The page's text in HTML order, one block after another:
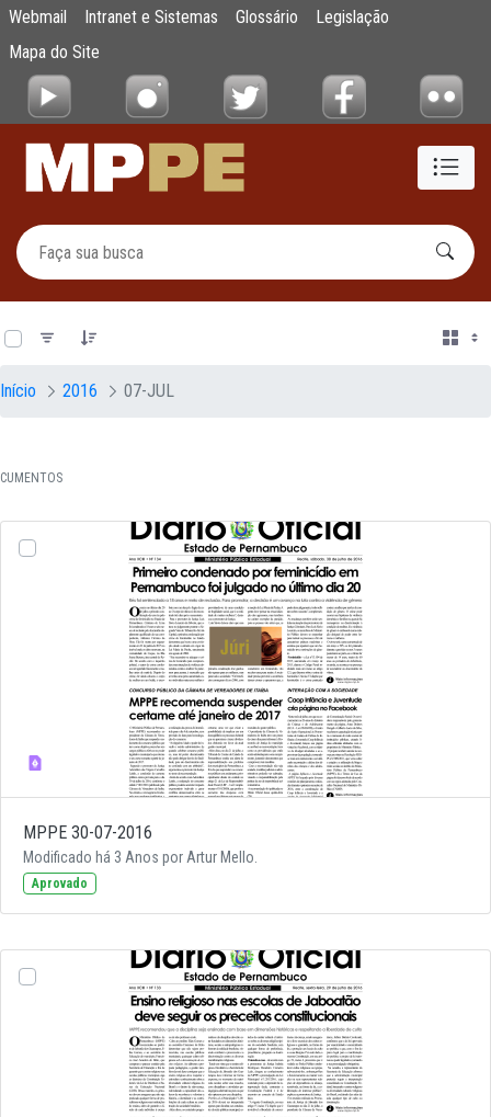
Pular para o Conteúdo principal
Documentos
Webmail Intranet e Sistemas Glossário
Legislação
Mapa do Site
Início 2016 07-JUL
MPPE 30-07-2016
Modificado há 3 Anos por Artur Mello.
Aprovado